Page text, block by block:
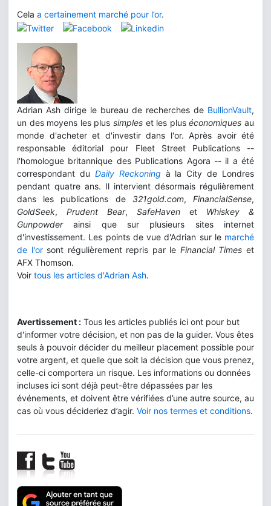
Cela a certainement marché pour l’or.
Adrian Ash dirige le bureau de recherches de BullionVault,
un des moyens les plus simples et les pluséconomiquesau
monde d'acheter et d'investir dans l'or. Après avoir été
responsable éditorial pour Fleet Street Publications --
l'homologue britannique des Publications Agora -- il a été
correspondant du Daily Reckoning à la City de Londres
pendant quatre ans. Il intervient désormais régulièrement
dans les publications de 321gold.com,FinancialSense,
GoldSeek, Prudent Bear, SafeHaven et Whiskey &
Gunpowderainsi que sur plusieurs sites internet
d'investissement. Les points de vue d'Adrian sur le marché
de l'orsont régulièrement repris par le Financial Times et
AFX Thomson.
Voir tous les articles d'Adrian Ash.
Avertissement : Tous les articles publiés ici ont pour but
d'informer votre décision, et non pas de la guider. Vous êtes
seuls à pouvoir décider du meilleur placement possible pour
votre argent, et quelle que soit la décision que vous prenez,
celle-ci comportera un risque. Les informations ou données
incluses ici sont déjà peut-être dépassées par les
événements, et doivent être vérifiées d’une autre source, au
cas où vous décideriez d’agir. Voir nos termes et conditions.